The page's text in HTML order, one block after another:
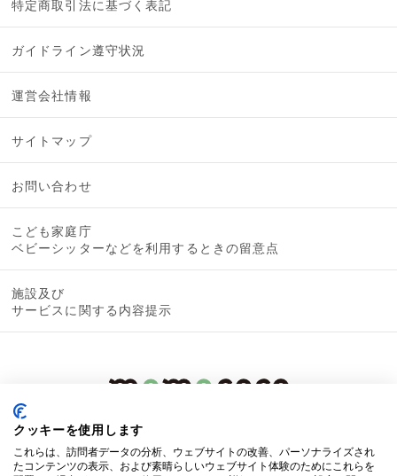
特定商取引法に基づく表記
ガイドライン遵守状況
運営会社情報
サイトマップ
お問い合わせ
こども家庭庁
ベビーシッターなどを利用するときの留意点
施設及び
サービスに関する内容提示
クッキーを使用します
これらは、訪問者データの分析、ウェブサイトの改善、パーソナライズされ
たコンテンツの表示、および素晴らしいウェブサイト体験のためにこれらを